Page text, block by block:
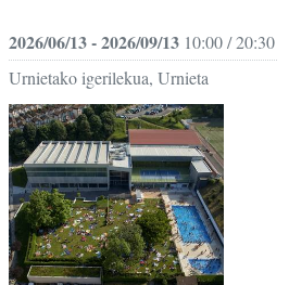
2026/06/13 - 2026/09/1310:00 / 20:30
Urnietako igerilekua, Urnieta